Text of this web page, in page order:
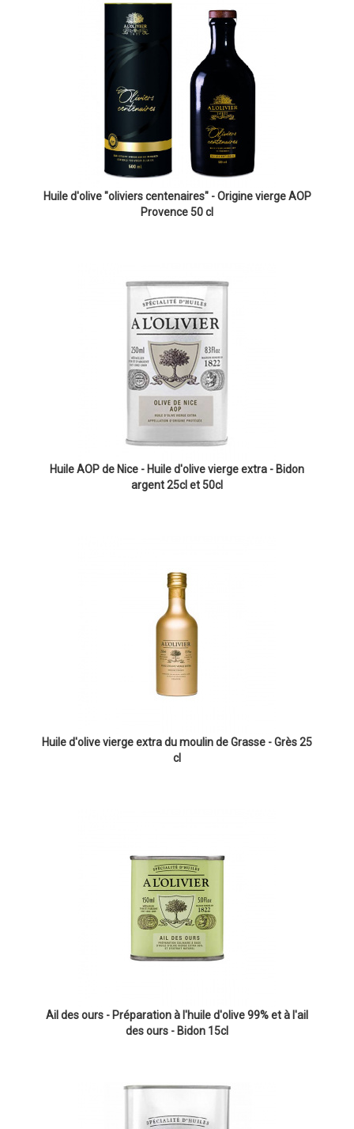
Huile d'olive "oliviers centenaires" - Origine vierge AOP
Provence 50 cl
Huile AOP de Nice - Huile d'olive vierge extra - Bidon
argent 25cl et 50cl
Huile d'olive vierge extra du moulin de Grasse - Grès 25
cl
Ail des ours - Préparation à l'huile d'olive 99% et à l'ail
des ours - Bidon 15cl